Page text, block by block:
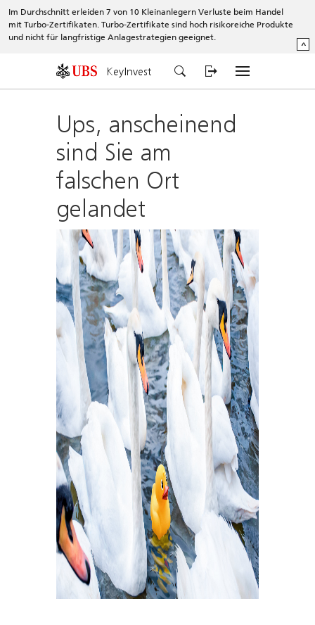
Im Durchschnitt erleiden 7 von 10 Kleinanlegern Verluste beim Handel
mit Turbo-Zertifikaten. Turbo-Zertifikate sind hoch risikoreiche Produkte
und nicht für langfristige Anlagestrategien geeignet.
^
KeyInvest
Ups, anscheinend
sind Sie am
falschen Ort
gelandet